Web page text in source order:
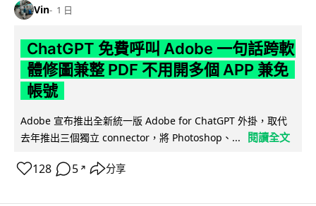
Vin 1 日
ChatGPT 免費呼叫 Adobe 一句話跨軟
體修圖兼整 PDF 不用開多個 APP 兼免
帳號
Adobe 宣布推出全新統一版 Adobe for ChatGPT 外掛，取代
去年推出三個獨立 connector，將 Photoshop、...
閱讀全文
128 5 ↗ 分享